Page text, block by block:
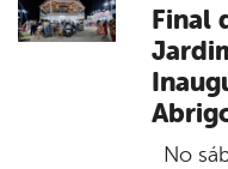
Final
No